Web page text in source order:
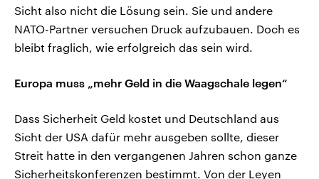
Sicht also nicht die Lösung sein. Sie und andere
NATO-Partner versuchen Druck aufzubauen. Doch es
bleibt fraglich, wie erfolgreich das sein wird.
Europa muss „mehr Geld in die Waagschale legen“
Dass Sicherheit Geld kostet und Deutschland aus
Sicht der USA dafür mehr ausgeben sollte, dieser
Streit hatte in den vergangenen Jahren schon ganze
Sicherheitskonferenzen bestimmt. Von der Leyen